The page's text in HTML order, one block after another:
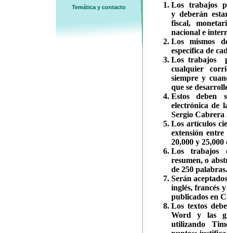
Temática y contacto
Los trabajos
y deberán
fiscal,
nacional e
Los mismos
específica de
Los trabajos
cualquier
siempre y
que se
Estos deben
electrónica de
Sergio Cabrera
Los artículos
extensión
20,000 y 25,000
Los trabajos
resumen, o
de 250 palabras.
Serán
inglés, francés
publicados en
Los textos
Word y las
utilizando